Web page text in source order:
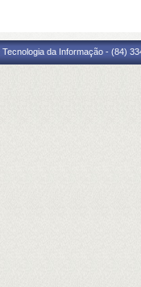
Tecnologia da Informação - (84)